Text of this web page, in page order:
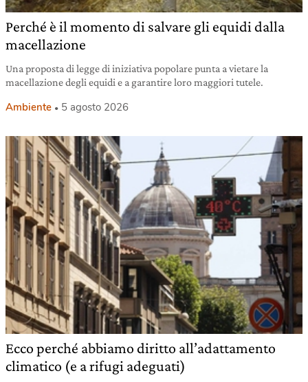
Perché è il momento di salvare gli equidi dalla
macellazione
Una proposta di legge di iniziativa popolare punta a vietare la
macellazione degli equidi e a garantire loro maggiori tutele.
Ambiente 5 agosto 2026
Ecco perché abbiamo diritto all’adattamento
climatico (e a rifugi adeguati)